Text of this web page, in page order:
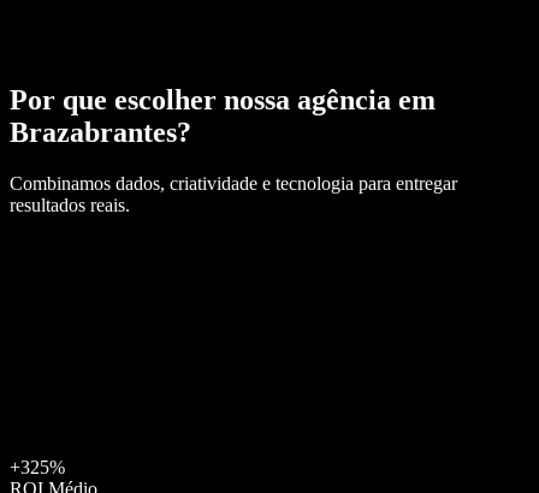
Por que escolher nossa agência em
Brazabrantes?
Combinamos dados, criatividade e tecnologia para entregar
resultados reais.
+325%
ROI Médio